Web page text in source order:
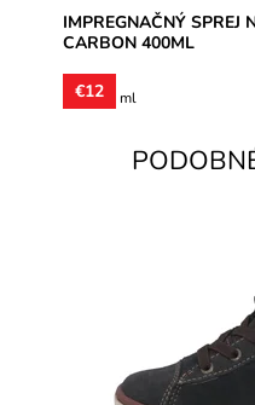
IMPREGNAČNÝ SPREJ
CARBON 400ML
€12
€4 / 100 ml
Zvršok usňová koža,
Vybavené pružnými
Skladom
Lurchi
2 roky